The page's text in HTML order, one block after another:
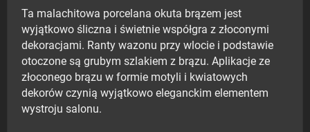
Ta malachitowa porcelana okuta brązem jest
wyjątkowo śliczna i świetnie współgra z złoconymi
dekoracjami. Ranty wazonu przy wlocie i podstawie
otoczone są grubym szlakiem z brązu. Aplikacje ze
złoconego brązu w formie motyli i kwiatowych
dekorów czynią wyjątkowo eleganckim elementem
wystroju salonu.